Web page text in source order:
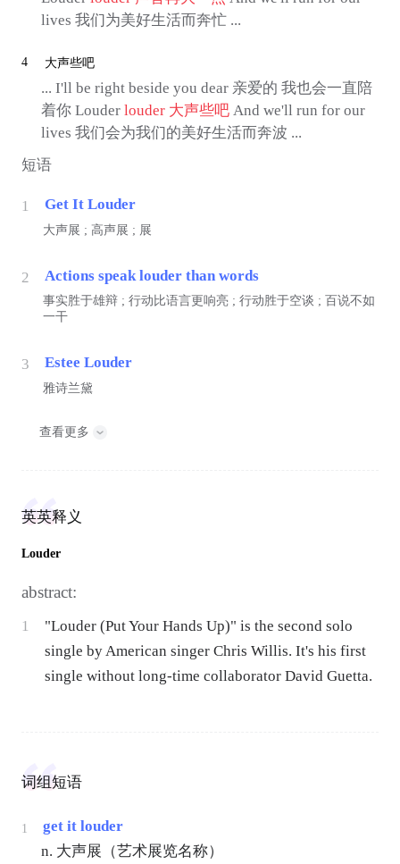
lives 我们为美好生活而奔忙 ...
4 大声些吧
... I'll be right beside you dear 亲爱的 我也会一直陪
着你 Louder louder 大声些吧And we'll run for our
lives 我们会为我们的美好生活而奔波 ...
短语
1 Get It Louder
大声展 ; 高声展 ; 展
2 Actions speak louder than words
事实胜于雄辩 ; 行动比语言更响亮 ; 行动胜于空谈 ; 百说不如
一干
3 Estee Louder
雅诗兰黛
查看更多
英英释义
Louder
abstract:
1
"Louder (Put Your Hands Up)" is the second solo
single by American singer Chris Willis. It's his first
single without long-time collaborator David Guetta.
词组短语
1
get it louder
n. 大声展（艺术展览名称）